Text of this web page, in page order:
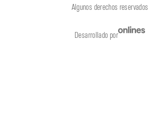
Algunos derechos reservados
Desarrollado por